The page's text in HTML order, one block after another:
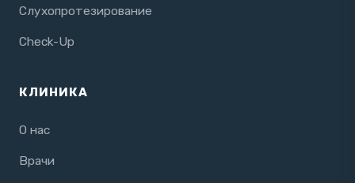
Слухопротезирование
Check-Up
КЛИНИКА
О нас
Врачи